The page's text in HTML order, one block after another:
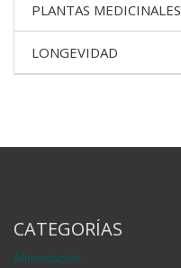
PLANTAS MEDICINALES
LONGEVIDAD
CATEGORÍAS
Alimentación